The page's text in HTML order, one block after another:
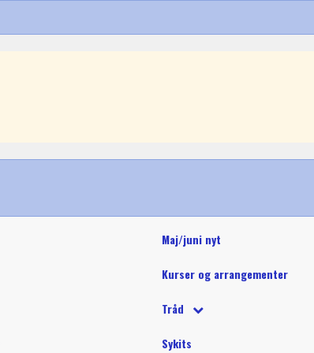
Maj/juni nyt
Kurser og arrangementer
Tråd
Glide polyestertråd (60wt)
Sykits